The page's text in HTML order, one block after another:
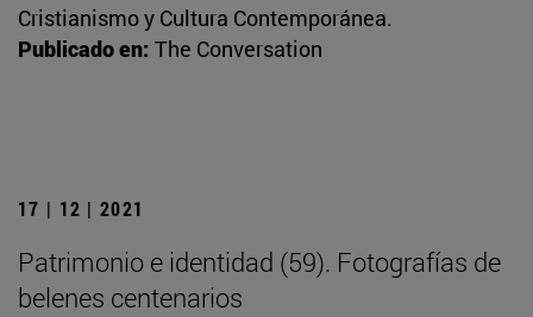
Cristianismo y Cultura Contemporánea.
Publicado en: The Conversation
17 | 12 | 2021
Patrimonio e identidad (59). Fotografías de
belenes centenarios